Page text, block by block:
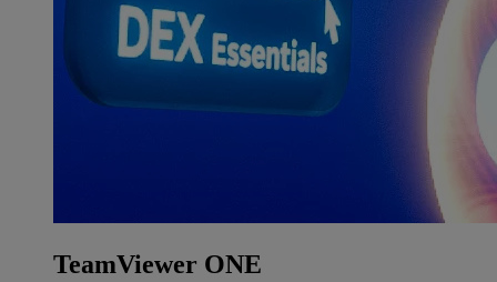
TeamViewer ONE